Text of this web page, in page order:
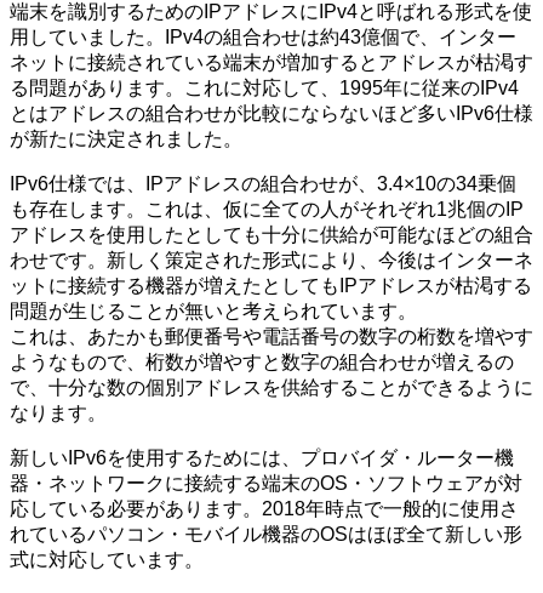
端末を識別するためのIPアドレスにIPv4と呼ばれる形式を使
用していました。IPv4の組合わせは約43億個で、インター
ネットに接続されている端末が増加するとアドレスが枯渇す
る問題があります。これに対応して、1995年に従来のIPv4
とはアドレスの組合わせが比較にならないほど多いIPv6仕様
が新たに決定されました。
IPv6仕様では、IPアドレスの組合わせが、3.4×10の34乗個
も存在します。これは、仮に全ての人がそれぞれ1兆個のIP
アドレスを使用したとしても十分に供給が可能なほどの組合
わせです。新しく策定された形式により、今後はインターネ
ットに接続する機器が増えたとしてもIPアドレスが枯渇する
問題が生じることが無いと考えられています。
これは、あたかも郵便番号や電話番号の数字の桁数を増やす
ようなもので、桁数が増やすと数字の組合わせが増えるの
で、十分な数の個別アドレスを供給することができるように
なります。
新しいIPv6を使用するためには、プロバイダ・ルーター機
器・ネットワークに接続する端末のOS・ソフトウェアが対
応している必要があります。2018年時点で一般的に使用さ
れているパソコン・モバイル機器のOSはほぼ全て新しい形
式に対応しています。